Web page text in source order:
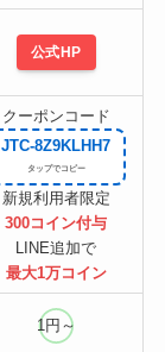
公式HP
クーポンコード
JTC-8Z9KLHH7
新規利用者限定
300コイン付与
LINE追加で
最大1万コイン
1円～